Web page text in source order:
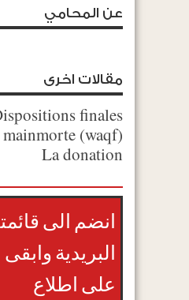
عن المحامي
مقالات اخرى
finales
(Biens de mainmorte (waqf
La donation
انضم الى
البريدية وابقى
على اطلاع